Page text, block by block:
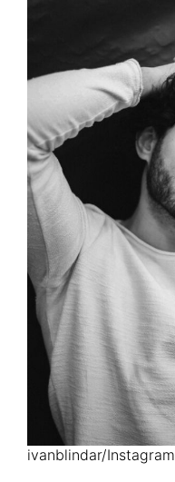
ivanblindar/Instagram